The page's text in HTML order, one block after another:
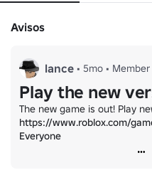
Avisos
lance • 5mo • Member
Play the new
https://www.roblox.com/
Everyone